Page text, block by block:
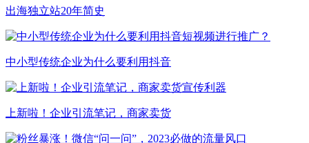
出海独立站20年简史
中小型传统企业为什么要利用抖音
上新啦！企业引流笔记，商家卖货